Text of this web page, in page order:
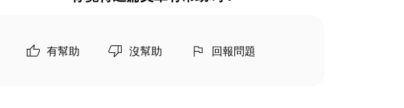
有幫助 沒幫助 回報問題